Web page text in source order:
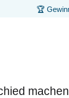
🏆
machen